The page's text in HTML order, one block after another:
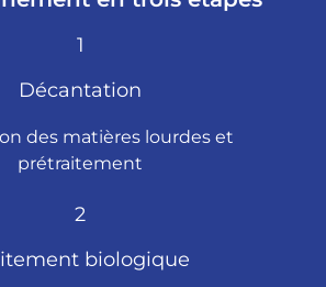
1
Décantation
des matières lourdes et
prétraitement
2
biologique